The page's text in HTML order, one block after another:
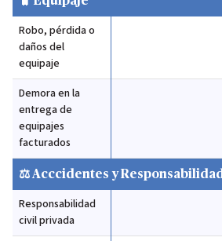
Robo, pérdida o
daños del
equipaje
Demora en la
entrega de
equipajes
facturados
⚖️ Acccidentes y Responsabilidad
Responsabilidad
civil privada